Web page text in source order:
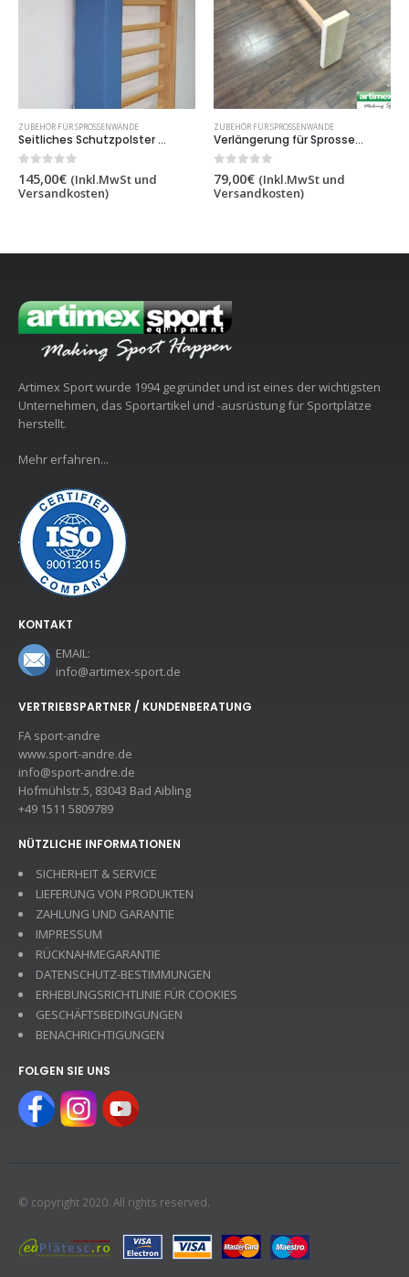
ZUBEHÖR FÜR SPROSSENWÄNDE
Verlängerung für Sprossenwand 20×100 cm,Artikelnr. 253/12
0 out of 5
79,00€ (Inkl.MwSt und
Versandkosten)
ZUBEHÖR FÜR SPROSSENWÄNDE
Rückengurte (Back straps) für Sprossenwand, Artikelnr. 1169
0out of 5
109,00€ (Inkl.MwSt und
Versandkosten)
Artimex Sport wurde 1994 gegründet und ist eines der wichtigsten
Unternehmen, das Sportartikel und -ausrüstung für Sportplätze
herstellt.
Mehr erfahren...
KONTAKT
EMAIL:
info@artimex-sport.de
VERTRIEBSPARTNER / KUNDENBERATUNG
FA sport-andre
www.sport-andre.de
info@sport-andre.de
Hofmühlstr.5, 83043 Bad Aibling
+49 1511 5809789
NÜTZLICHE INFORMATIONEN
SICHERHEIT & SERVICE
LIEFERUNG VON PRODUKTEN
ZAHLUNG UND GARANTIE
IMPRESSUM
RÜCKNAHMEGARANTIE
DATENSCHUTZ-BESTIMMUNGEN
ERHEBUNGSRICHTLINIE FÜR COOKIES
GESCHÄFTSBEDINGUNGEN
BENACHRICHTIGUNGEN
FOLGEN SIE UNS
© copyright 2020. All rights reserved.